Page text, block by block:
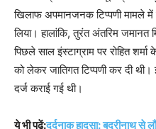
खिलाफ अपमानजनक टिप्पणी मामले में
लिया। हालांकि, तुरंत अंतरिम जमानत
पिछले साल इंस्टाग्राम पर रोहित
को लेकर जातिगत टिप्पणी कर दी
दर्ज कराई गई थी।
ये भी पढ़ें:दर्दनाक हादसा: बद्रीनाथ से